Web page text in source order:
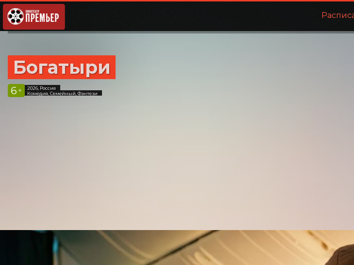
Богатыри
6 +
2026, Россия
Комедия, Семейный, Фэнтези